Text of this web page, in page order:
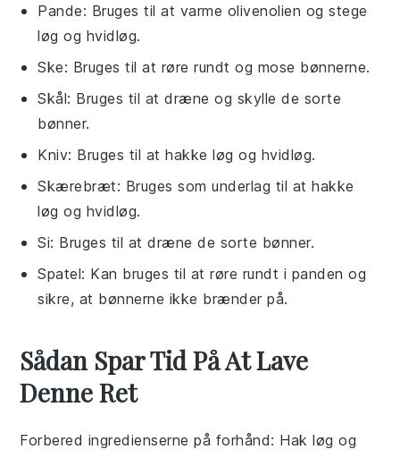
Pande: Bruges til at varme olivenolien og stege
løg og hvidløg.
Ske: Bruges til at røre rundt og mose bønnerne.
Skål: Bruges til at dræne og skylle de sorte
bønner.
Kniv: Bruges til at hakke løg og hvidløg.
Skærebræt: Bruges som underlag til at hakke
løg og hvidløg.
Si: Bruges til at dræne de sorte bønner.
Spatel: Kan bruges til at røre rundt i panden og
sikre, at bønnerne ikke brænder på.
Sådan Spar Tid På At Lave
Denne Ret
Forbered ingredienserne på forhånd: Hak løg og